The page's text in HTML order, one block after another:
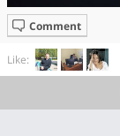
Comment
Like: